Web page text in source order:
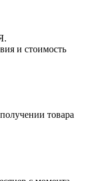
и стоимость
товара